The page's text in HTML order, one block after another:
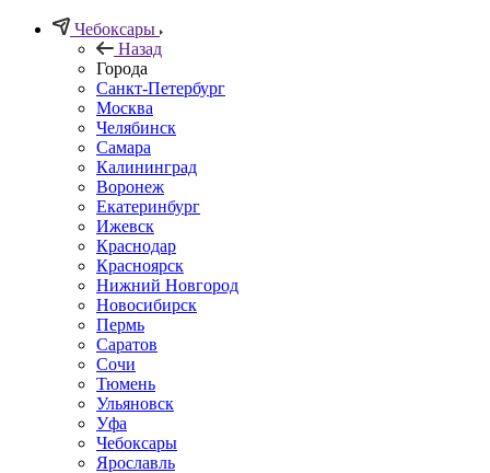
Чебоксары
Назад
Города
Санкт-Петербург
Москва
Челябинск
Самара
Калининград
Воронеж
Екатеринбург
Ижевск
Краснодар
Красноярск
Нижний Новгород
Новосибирск
Пермь
Саратов
Сочи
Тюмень
Ульяновск
Уфа
Чебоксары
Ярославль